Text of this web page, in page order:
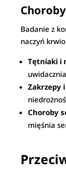
Badanie z
naczyń
Tętniaki i
Zakrzepy
Choroby
mięśnia